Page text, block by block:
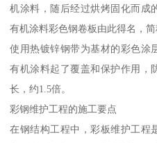
机涂料，随后经过烘烤固化而成
有机涂料彩色钢卷板由此得名，简
使用热镀锌钢带为基材的彩色涂
有机涂料起了覆盖和保护作用，
长，约1.5倍。
彩钢维护工程的施工要点
在钢结构工程中，彩板维护工程